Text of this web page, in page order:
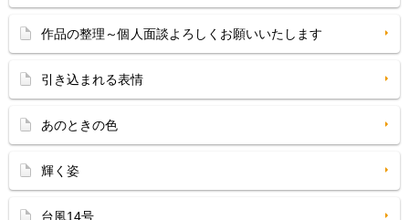
作品の整理～個人面談よろしくお願いいたします
引き込まれる表情
あのときの色
輝く姿
台風14号